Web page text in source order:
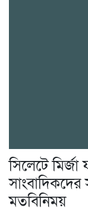
সিলেটে
মতবিনিময়